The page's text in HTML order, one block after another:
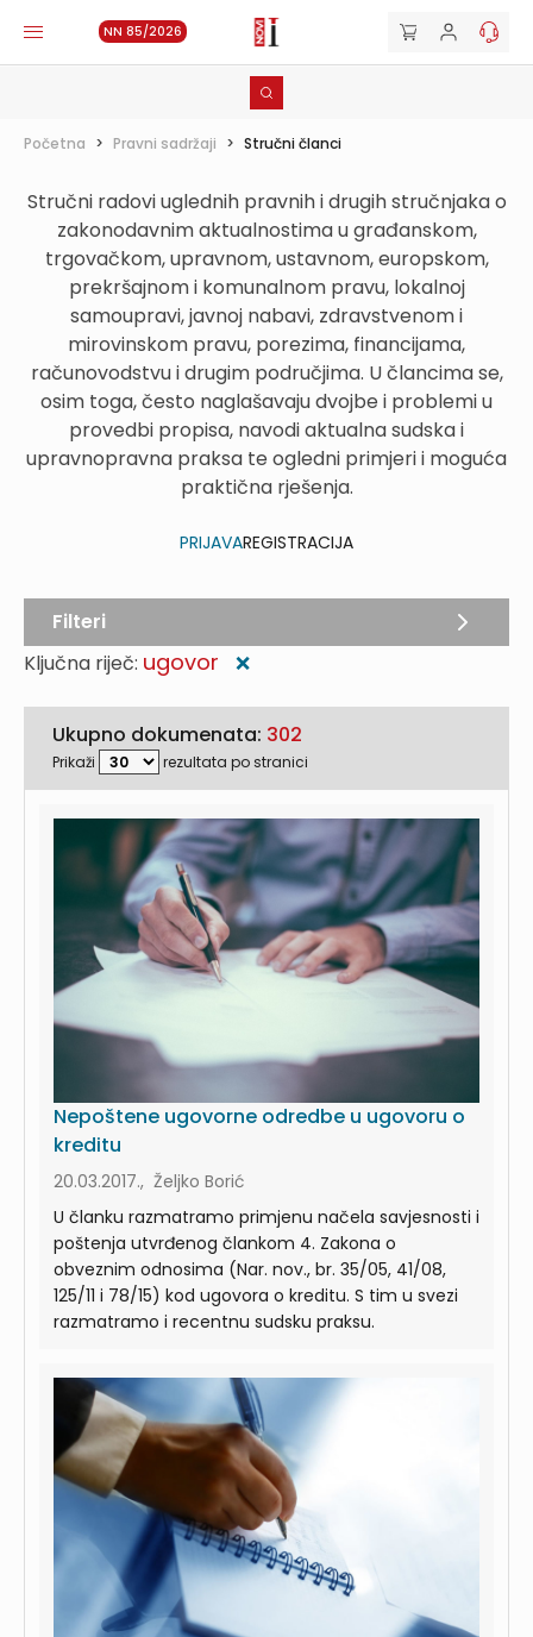
NN 85/2026
Početna > Pravni sadržaji > Stručni članci
Stručni radovi uglednih pravnih i drugih stručnjaka o
zakonodavnim aktualnostima u građanskom,
trgovačkom, upravnom, ustavnom, europskom,
prekršajnom i komunalnom pravu, lokalnoj
samoupravi, javnoj nabavi, zdravstvenom i
mirovinskom pravu, porezima, financijama,
računovodstvu i drugim područjima. U člancima se,
osim toga, često naglašavaju dvojbe i problemi u
provedbi propisa, navodi aktualna sudska i
upravnopravna praksa te ogledni primjeri i moguća
praktična rješenja.
PRIJAVAREGISTRACIJA
Ključna riječ: ugovor ❌
Ukupno dokumenata: 302
Prikaži rezultata po stranici
Nepoštene ugovorne odredbe u ugovoru o
kreditu
20.03.2017., Željko Borić
U članku razmatramo primjenu načela savjesnosti i
poštenja utvrđenog člankom 4. Zakona o
obveznim odnosima (Nar. nov., br. 35/05, 41/08,
125/11 i 78/15) kod ugovora o kreditu. S tim u svezi
razmatramo i recentnu sudsku praksu.
Filteri